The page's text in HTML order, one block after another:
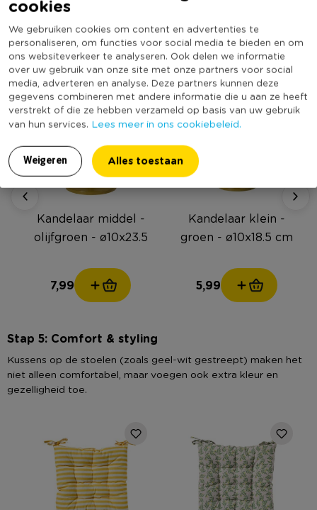
cookies
We gebruiken cookies om content en advertenties te
personaliseren, om functies voor social media te bieden en om
ons websiteverkeer te analyseren. Ook delen we informatie
over uw gebruik van onze site met onze partners voor social
media, adverteren en analyse. Deze partners kunnen deze
gegevens combineren met andere informatie die u aan ze heeft
verstrekt of die ze hebben verzameld op basis van uw gebruik
van hun services. Lees meer in ons cookiebeleid.
Weigeren Alles toestaan
Stap 4: Kleuraccenten die eruit knallen
Roze kaarsen zoals op de foto maken het geheel meteen
feestelijker. Durf contrast te gebruiken: groen + roze + geel
werkt verrassend goed samen.
Kandelaar middel -
olijfgroen - ø10x23.5
7,99
Kandelaar klein -
groen - ø10x18.5 cm
5,99
Stap 5: Comfort & styling
Kussens op de stoelen (zoals geel-wit gestreept) maken het
niet alleen comfortabel, maar voegen ook extra kleur en
gezelligheid toe.